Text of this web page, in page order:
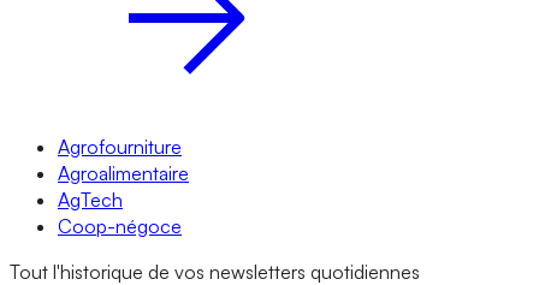
Agrofourniture
Agroalimentaire
AgTech
Coop-négoce
Tout l'historique de vos newsletters quotidiennes